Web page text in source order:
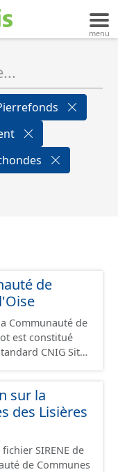
de
Communauté de
est constitué
CNIG Sites
sur la
des Lisières
SIRENE de
de Communes